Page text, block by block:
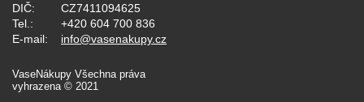
DIČ:
CZ7411094625
Tel.:
+420 604 700 836
E-mail:
info@vasenakupy.cz
VaseNákupy Všechna práva
vyhrazena © 2021